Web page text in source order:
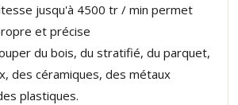
jusqu'à 4500 tr / min permet
et précise
du bois, du stratifié, du parquet,
des céramiques, des métaux
plastiques.